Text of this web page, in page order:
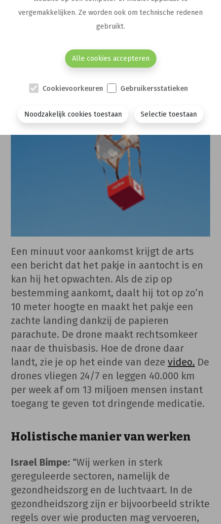
vergemakkelijken. Ze worden ook om technische redenen
gebruikt.
Alle cookies accepteren
Cookievoorkeuren Gebruikersstatieken
Noodzakelijk cookies toestaan Selectie toestaan
ware de lucht in gekatapulteerd en
bereiken in een halve seconde een snelheid
meldt de air traffic controller dit meteen
aan de Internationale luchthaven van
Een minuut voor aankomst krijgt de arts
een bericht dat het pakje in aantocht is en
kan hij het opwachten. Als de zip op
bestemming aankomt, daalt hij tot op zo’n
10 meter hoogte en maakt het pakje een
zachte landing dankzij de papieren
parachute. De drone maakt rechtsomkeer
naar de thuisbasis. Hoe de drone daar
landt, zie je op het einde van deze video. De
drones vliegen 24/7 en leggen 40.000 km
per week af om 13 miljoen mensen instant
toegang te geven tot dringende medicatie.
Holistische manier van werken
Israel Bimpe: “Wij werken in sterk
gereguleerde sectoren, namelijk de
gezondheidszorg en de luchtvaart. In de
gezondheidszorg zijn er bijvoorbeeld strikte
regels over wie producten mag vervoeren,